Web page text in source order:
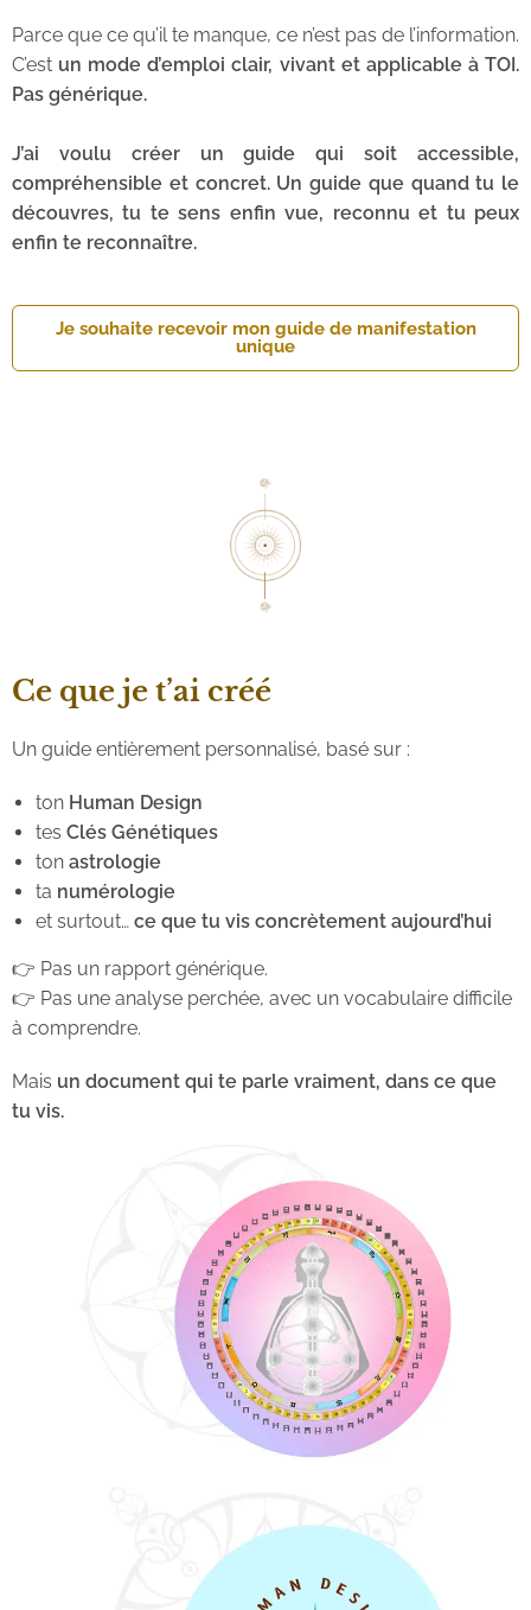
Parce que ce qu’il te manque, ce n’est pas de l’information.
C’est un mode d’emploi clair, vivant et applicable à TOI.
Pas générique.
J’ai voulu créer un guide qui soit accessible,
compréhensible et concret. Un guide que quand tu le
découvres, tu te sens enfin vue, reconnu et tu peux
enfin te reconnaître.
Je souhaite recevoir mon guide de manifestation
unique
Ce que je t’ai créé
Un guide entièrement personnalisé, basé sur :
ton Human Design
tes Clés Génétiques
ton astrologie
ta numérologie
et surtout… ce que tu vis concrètement aujourd’hui
👉 Pas un rapport générique.
👉 Pas une analyse perchée, avec un vocabulaire difficile
à comprendre.
Mais un document qui te parle vraiment, dans ce que
tu vis.